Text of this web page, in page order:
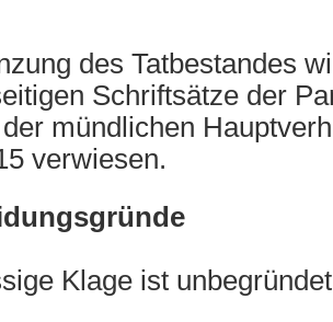
des Tatbestandes
Schriftsätze der
mündlichen
verwiesen.
Klage ist